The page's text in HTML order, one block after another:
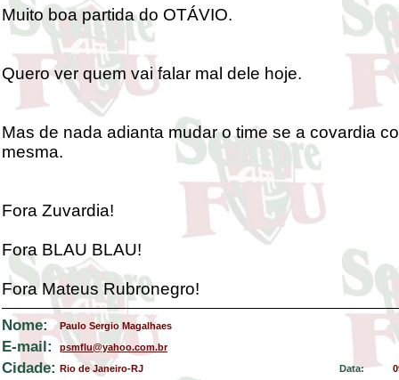
Muito boa partida do OTÁVIO.
Quero ver quem vai falar mal dele hoje.
Mas de nada adianta mudar o time se a covardia
mesma.
Fora Zuvardia!
Fora BLAU BLAU!
Fora Mateus Rubronegro!
Nome: Paulo Sergio Magalhaes
E-mail: psmflu@yahoo.com.br
Cidade: Rio de Janeiro-RJ Data: